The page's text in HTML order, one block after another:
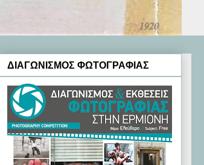
ΔΙΑΓΩΝΙΣΜΟΣ ΦΩΤΟΓΡΑΦΙΑΣ